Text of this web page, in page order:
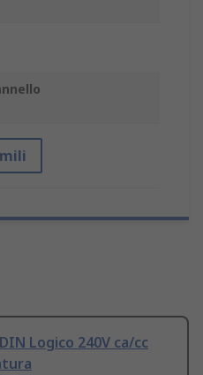
Logico 240V ca/cc